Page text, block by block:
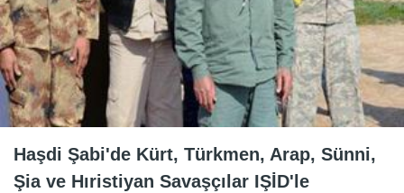
Haşdi Şabi'de Kürt, Türkmen, Arap, Sünni,
Şia ve Hıristiyan Savaşçılar IŞİD'le